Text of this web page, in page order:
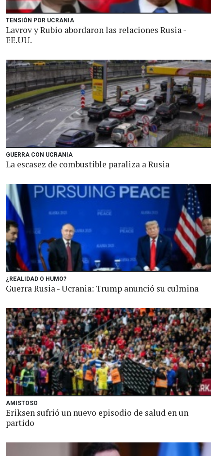
TENSIÓN POR UCRANIA
Lavrov y Rubio abordaron las relaciones Rusia -
EE.UU.
GUERRA CON UCRANIA
La escasez de combustible paraliza a Rusia
¿REALIDAD O HUMO?
Guerra Rusia - Ucrania: Trump anunció su culmina
AMISTOSO
Eriksen sufrió un nuevo episodio de salud en un
partido